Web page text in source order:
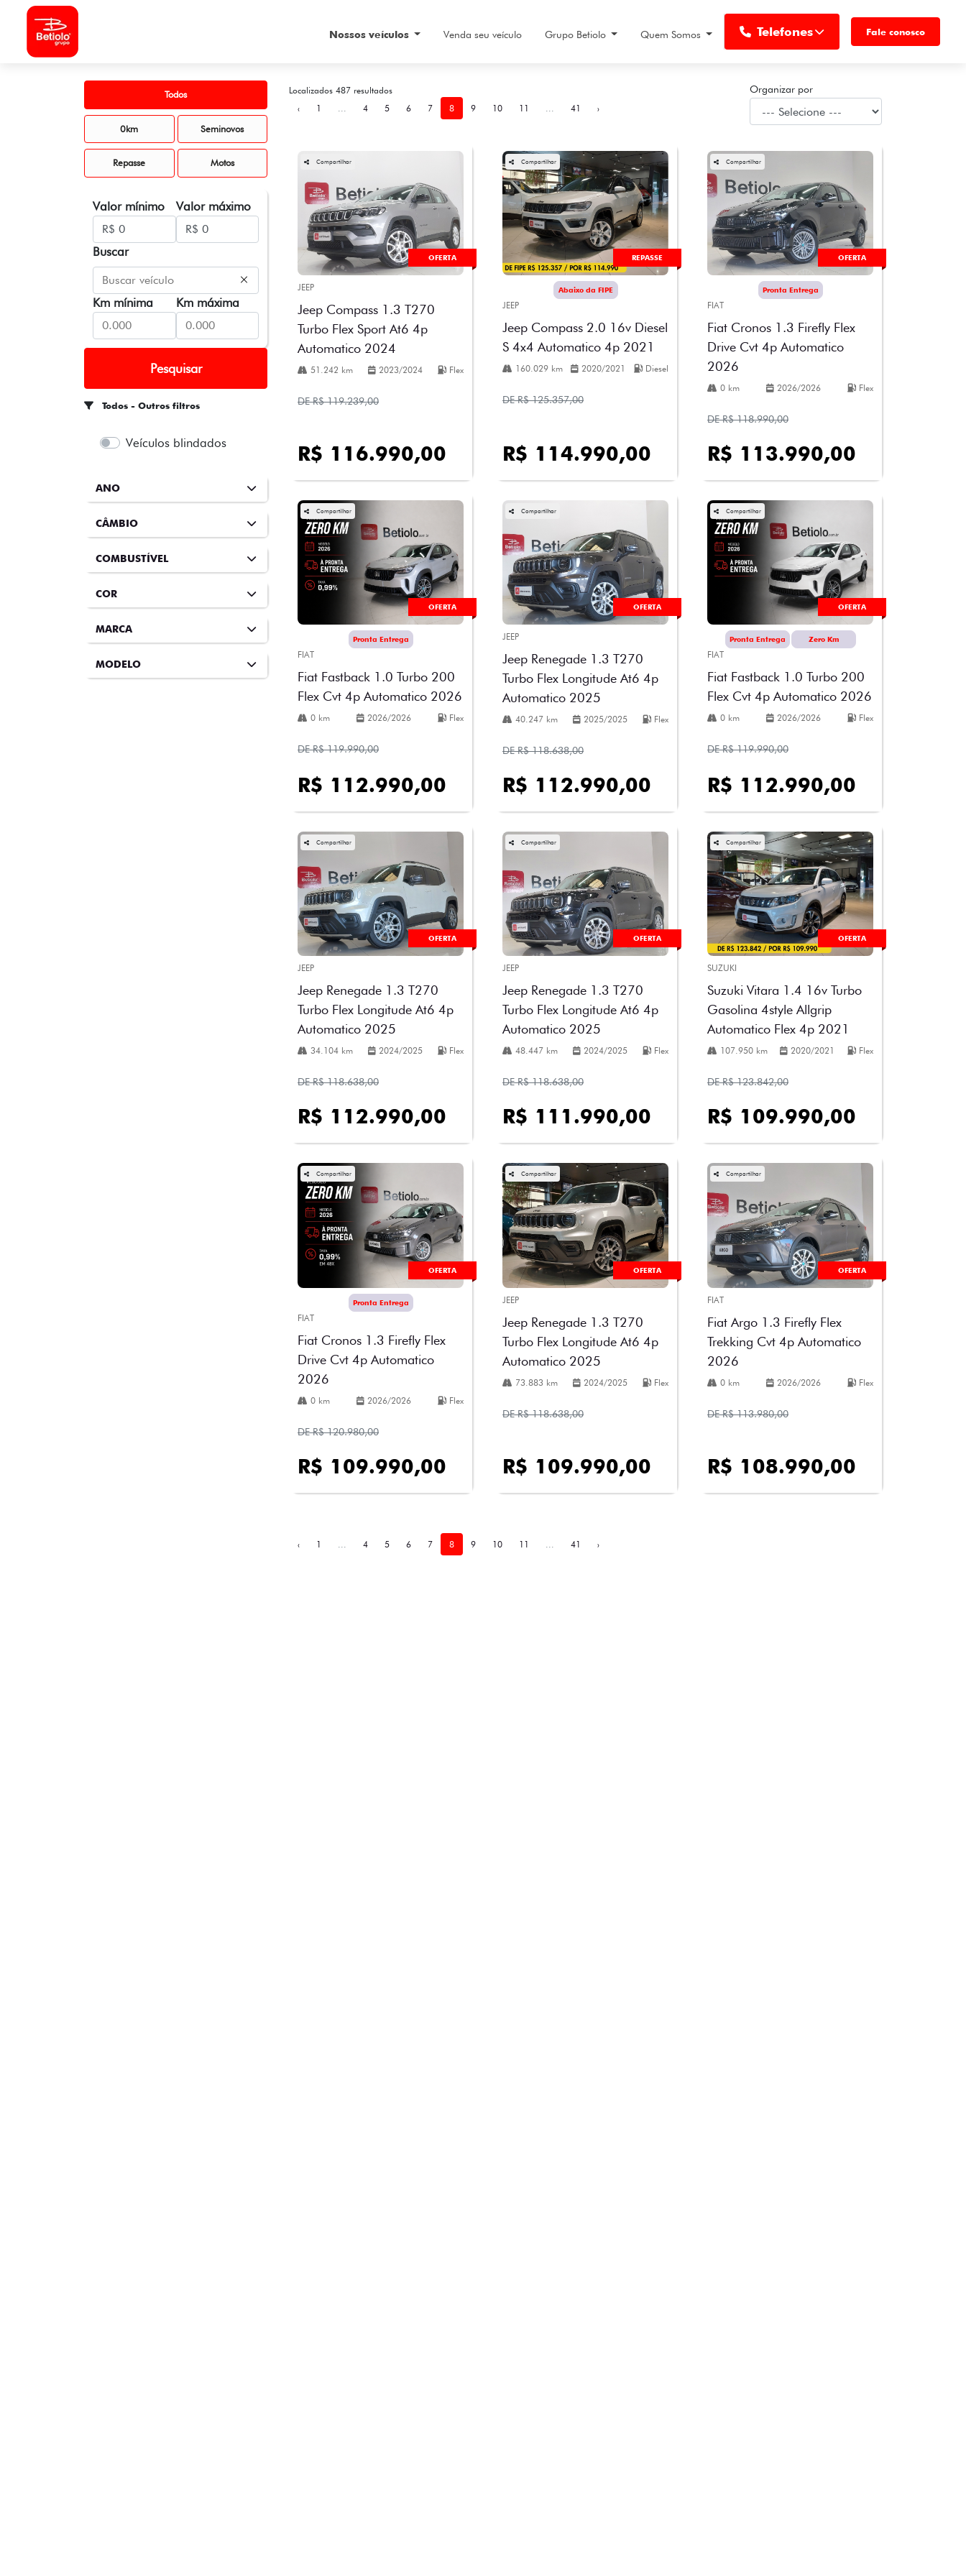
Nossos veículos Venda seu veículo Grupo Betiolo Quem Somos Fale conosco
Telefones
Todos
0km Seminovos
Repasse Motos
Valor mínimo Valor máximo
Buscar
Km mínima Km máxima
Pesquisar
Todos - Outros filtros
Veículos blindados
ANO
CÂMBIO
COMBUSTÍVEL
COR
MARCA
MODELO
Localizados 487 resultados
‹
1 ... 4 5 6 7 8 9 10 11 ... 41 ›
Organizar por
OFERTA
Compartilhar
JEEP
Jeep Compass 1.3 T270
Turbo Flex Sport At6 4p
Automatico 2024
51.242 km 2023/2024 Flex
DE R$ 119.239,00
R$ 116.990,00
REPASSE
Compartilhar
Abaixo da FIPE
JEEP
Jeep Compass 2.0 16v Diesel
S 4x4 Automatico 4p 2021
160.029 km 2020/2021 Diesel
DE R$ 125.357,00
R$ 114.990,00
OFERTA
Compartilhar
Pronta Entrega
FIAT
Fiat Cronos 1.3 Firefly Flex
Drive Cvt 4p Automatico
2026
0 km 2026/2026 Flex
DE R$ 118.990,00
R$ 113.990,00
OFERTA
Compartilhar
Pronta Entrega
FIAT
Fiat Fastback 1.0 Turbo 200
Flex Cvt 4p Automatico 2026
0 km 2026/2026 Flex
DE R$ 119.990,00
R$ 112.990,00
OFERTA
Compartilhar
JEEP
Jeep Renegade 1.3 T270
Turbo Flex Longitude At6 4p
Automatico 2025
40.247 km 2025/2025 Flex
DE R$ 118.638,00
R$ 112.990,00
OFERTA
Compartilhar
Pronta Entrega Zero Km
FIAT
Fiat Fastback 1.0 Turbo 200
Flex Cvt 4p Automatico 2026
0 km 2026/2026 Flex
DE R$ 119.990,00
R$ 112.990,00
OFERTA
Compartilhar
JEEP
Jeep Renegade 1.3 T270
Turbo Flex Longitude At6 4p
Automatico 2025
34.104 km 2024/2025 Flex
DE R$ 118.638,00
R$ 112.990,00
OFERTA
Compartilhar
JEEP
Jeep Renegade 1.3 T270
Turbo Flex Longitude At6 4p
Automatico 2025
48.447 km 2024/2025 Flex
DE R$ 118.638,00
R$ 111.990,00
OFERTA
Compartilhar
SUZUKI
Suzuki Vitara 1.4 16v Turbo
Gasolina 4style Allgrip
Automatico Flex 4p 2021
107.950 km 2020/2021 Flex
DE R$ 123.842,00
R$ 109.990,00
OFERTA
Compartilhar
Pronta Entrega
FIAT
Fiat Cronos 1.3 Firefly Flex
Drive Cvt 4p Automatico
2026
0 km 2026/2026 Flex
DE R$ 120.980,00
R$ 109.990,00
OFERTA
Compartilhar
JEEP
Jeep Renegade 1.3 T270
Turbo Flex Longitude At6 4p
Automatico 2025
73.883 km 2024/2025 Flex
DE R$ 118.638,00
R$ 109.990,00
OFERTA
Compartilhar
FIAT
Fiat Argo 1.3 Firefly Flex
Trekking Cvt 4p Automatico
2026
0 km 2026/2026 Flex
DE R$ 113.980,00
R$ 108.990,00
‹ 1 4 5 6 7 8 9 10 11 41 ›